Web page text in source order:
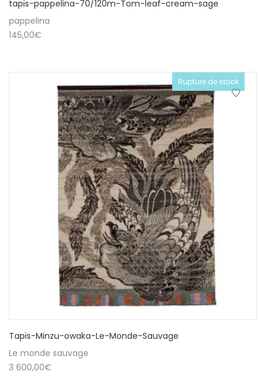
tapis-pappelina-70/120m-Tom-leaf-cream-sage
pappelina
145,00€
Rupture de stock
Tapis-Minzu-owaka-Le-Monde-Sauvage
Le monde sauvage
3 600,00€